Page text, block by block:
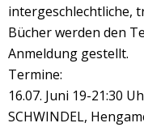
intergeschlechtliche,
Bücher werden den
Anmeldung gestellt.
Termine:
16.07. Juni 19-21:30
SCHWINDEL,